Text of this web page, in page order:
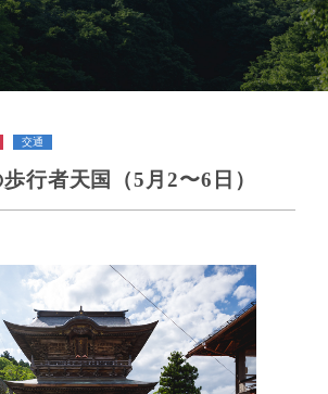
交通
行者天国（5月2〜6日）